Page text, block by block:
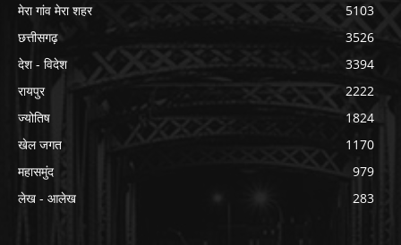
मेरा गांव मेरा शहर
5103
छत्तीसगढ़
3526
देश - विदेश
3394
रायपुर
2222
ज्योतिष
1824
खेल जगत
1170
महासमुंद
979
लेख - आलेख
283